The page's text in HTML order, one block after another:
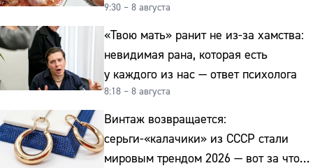
и для здоровья этой зимой
9:30 – 8 августа
«Твою мать» ранит не из-за хамства:
невидимая рана, которая есть
у каждого из нас — ответ психолога
8:18 – 8 августа
Винтаж возвращается:
серьги-«калачики» из СССР стали
мировым трендом 2026 — вот за что